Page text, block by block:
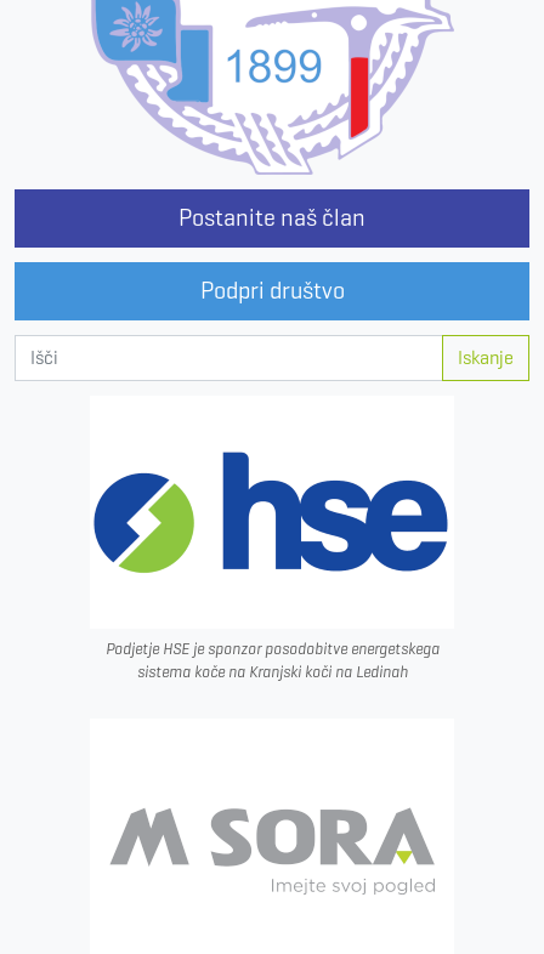
Postanite naš član
Podpri društvo
Iskanje
Podjetje HSE je sponzor posodobitve energetskega
sistema koče na Kranjski koči na Ledinah